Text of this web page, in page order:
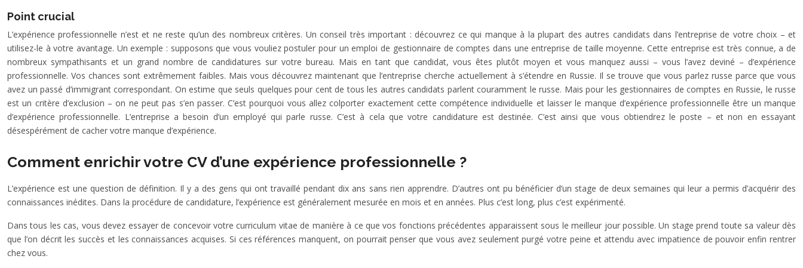
Point crucial
L’expérience professionnelle n’est et ne reste qu’un des nombreux critères. Un conseil très important : découvrez ce qui manque à la plupart des autres candidats dans l’entreprise de votre choix – et
utilisez-le à votre avantage. Un exemple : supposons que vous vouliez postuler pour un emploi de gestionnaire de comptes dans une entreprise de taille moyenne. Cette entreprise est très connue, a de
nombreux sympathisants et un grand nombre de candidatures sur votre bureau. Mais en tant que candidat, vous êtes plutôt moyen et vous manquez aussi – vous l’avez deviné – d’expérience
professionnelle. Vos chances sont extrêmement faibles. Mais vous découvrez maintenant que l’entreprise cherche actuellement à s’étendre en Russie. Il se trouve que vous parlez russe parce que vous
avez un passé d’immigrant correspondant. On estime que seuls quelques pour cent de tous les autres candidats parlent couramment le russe. Mais pour les gestionnaires de comptes en Russie, le russe
est un critère d’exclusion – on ne peut pas s’en passer. C’est pourquoi vous allez colporter exactement cette compétence individuelle et laisser le manque d’expérience professionnelle être un manque
d’expérience professionnelle. L’entreprise a besoin d’un employé qui parle russe. C’est à cela que votre candidature est destinée. C’est ainsi que vous obtiendrez le poste – et non en essayant
désespérément de cacher votre manque d’expérience.
Comment enrichir votre CV d’une expérience professionnelle ?
L’expérience est une question de définition. Il y a des gens qui ont travaillé pendant dix ans sans rien apprendre. D’autres ont pu bénéficier d’un stage de deux semaines qui leur a permis d’acquérir des
connaissances inédites. Dans la procédure de candidature, l’expérience est généralement mesurée en mois et en années. Plus c’est long, plus c’est expérimenté.
Dans tous les cas, vous devez essayer de concevoir votre curriculum vitae de manière à ce que vos fonctions précédentes apparaissent sous le meilleur jour possible. Un stage prend toute sa valeur dès
que l’on décrit les succès et les connaissances acquises. Si ces références manquent, on pourrait penser que vous avez seulement purgé votre peine et attendu avec impatience de pouvoir enfin rentrer
chez vous.